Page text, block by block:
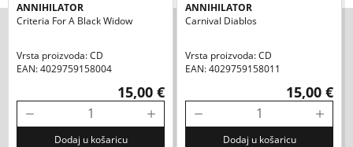
ANNIHILATOR
Criteria For A Black Widow
Vrsta proizvoda: CD
EAN: 4029759158004
15,00 €
Dodaj u košaricu
ANNIHILATOR
Carnival Diablos
Vrsta proizvoda: CD
EAN: 4029759158011
15,00 €
Dodaj u košaricu